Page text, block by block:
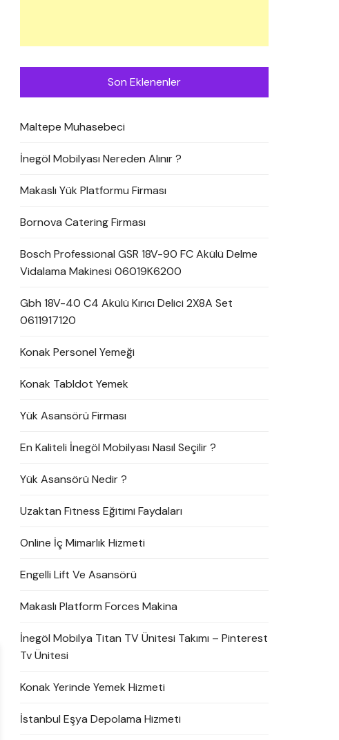
Son Eklenenler
Maltepe Muhasebeci
İnegöl Mobilyası Nereden Alınır ?
Makaslı Yük Platformu Firması
Bornova Catering Firması
Bosch Professional GSR 18V-90 FC Akülü Delme
Vidalama Makinesi 06019K6200
Gbh 18V-40 C4 Akülü Kırıcı Delici 2X8A Set
0611917120
Konak Personel Yemeği
Konak Tabldot Yemek
Yük Asansörü Firması
En Kaliteli İnegöl Mobilyası Nasıl Seçilir ?
Yük Asansörü Nedir ?
Uzaktan Fitness Eğitimi Faydaları
Online İç Mimarlık Hizmeti
Engelli Lift Ve Asansörü
Makaslı Platform Forces Makina
İnegöl Mobilya Titan TV Ünitesi Takımı – Pinterest
Tv Ünitesi
Konak Yerinde Yemek Hizmeti
İstanbul Eşya Depolama Hizmeti